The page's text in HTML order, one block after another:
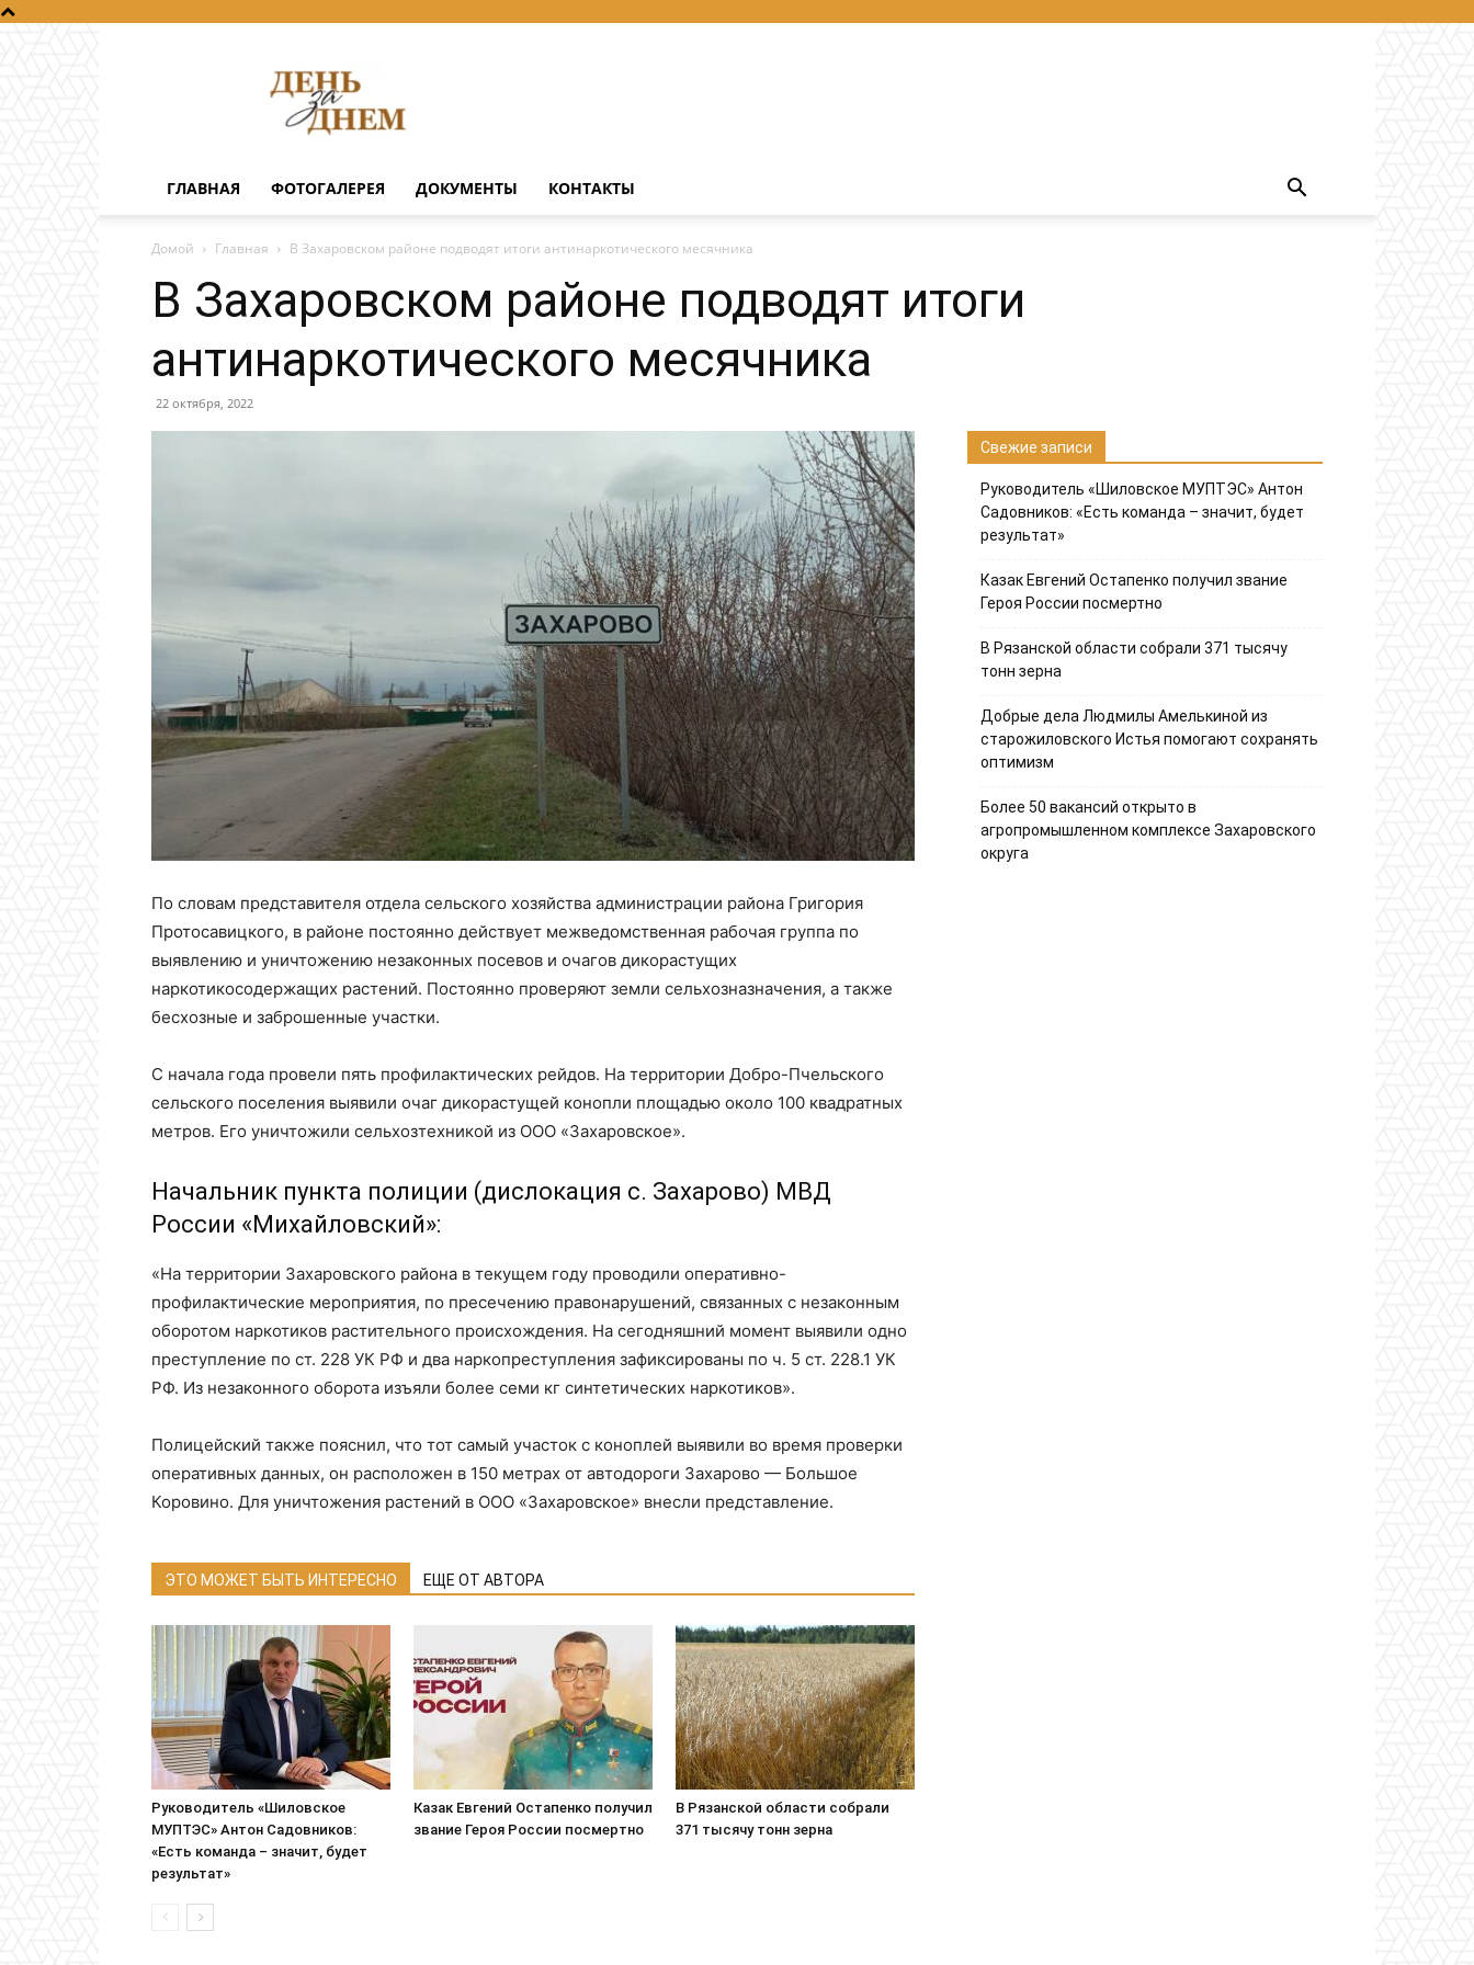
за
днем
ГЛАВНАЯ ФОТОГАЛЕРЕЯ ДОКУМЕНТЫ КОНТАКТЫ
Домой Главная В Захаровском районе подводят итоги антинаркотического месячника
В Захаровском районе подводят итоги
антинаркотического месячника
22 октября, 2022
По словам представителя отдела сельского хозяйства администрации района Григория
Протосавицкого, в районе постоянно действует межведомственная рабочая группа по
выявлению и уничтожению незаконных посевов и очагов дикорастущих
наркотикосодержащих растений. Постоянно проверяют земли сельхозназначения, а также
бесхозные и заброшенные участки.
С начала года провели пять профилактических рейдов. На территории Добро-Пчельского
сельского поселения выявили очаг дикорастущей конопли площадью около 100 квадратных
метров. Его уничтожили сельхозтехникой из ООО «Захаровское».
Начальник пункта полиции (дислокация с. Захарово) МВД
России «Михайловский»:
«На территории Захаровского района в текущем году проводили оперативно-
профилактические мероприятия, по пресечению правонарушений, связанных с незаконным
оборотом наркотиков растительного происхождения. На сегодняшний момент выявили одно
преступление по ст. 228 УК РФ и два наркопреступления зафиксированы по ч. 5 ст. 228.1 УК
РФ. Из незаконного оборота изъяли более семи кг синтетических наркотиков».
Полицейский также пояснил, что тот самый участок с коноплей выявили во время проверки
оперативных данных, он расположен в 150 метрах от автодороги Захарово — Большое
Коровино. Для уничтожения растений в ООО «Захаровское» внесли представление.
ЭТО МОЖЕТ БЫТЬ ИНТЕРЕСНО ЕЩЕ ОТ АВТОРА
Руководитель «Шиловское
МУПТЭС» Антон Садовников:
«Есть команда – значит, будет
результат»
Казак Евгений Остапенко получил
звание Героя России посмертно
В Рязанской области собрали
371 тысячу тонн зерна
Свежие записи
Руководитель «Шиловское МУПТЭС» Антон
Садовников: «Есть команда – значит, будет
результат»
Казак Евгений Остапенко получил звание
Героя России посмертно
В Рязанской области собрали 371 тысячу
тонн зерна
Добрые дела Людмилы Амелькиной из
старожиловского Истья помогают сохранять
оптимизм
Более 50 вакансий открыто в
агропромышленном комплексе Захаровского
округа